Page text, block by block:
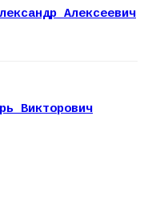
Алексеевич
Викторович